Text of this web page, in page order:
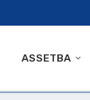
ASSETBA